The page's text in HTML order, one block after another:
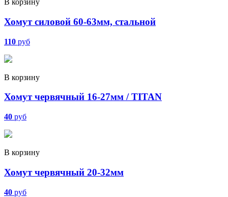
В корзину
Хомут силовой 60-63мм, стальной
110 руб
В корзину
Хомут червячный 16-27мм / TITAN
40 руб
В корзину
Хомут червячный 20-32мм
40 руб